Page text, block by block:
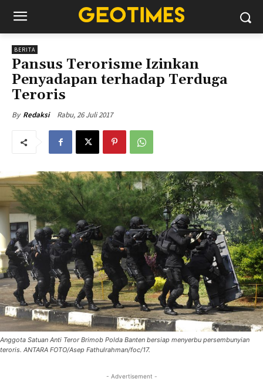
BERITA
Pansus Terorisme Izinkan
Penyadapan terhadap Terduga
Teroris
By Redaksi Rabu, 26 Juli 2017
Anggota Satuan Anti Teror Brimob Polda Banten bersiap menyerbu persembunyian
teroris. ANTARA FOTO/Asep Fathulrahman/foc/17.
- Advertisement -